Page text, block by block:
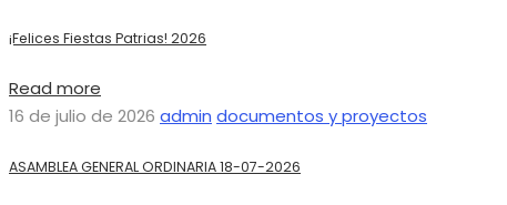
¡Felices Fiestas Patrias! 2026
Read more
16 de julio de 2026 admin documentos y proyectos
ASAMBLEA GENERAL ORDINARIA 18-07-2026